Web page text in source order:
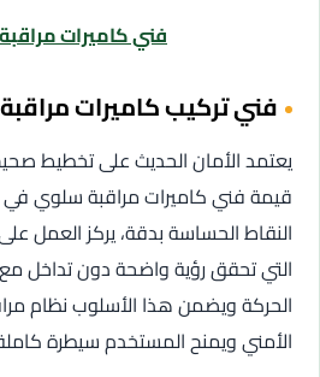
فني كاميرات
فني تركيب كاميرات
يعتمد الأمان الحديث على تخطيط
قيمة فني كاميرات مراقبة سلوي في
النقاط الحساسة بدقة، يركز العمل
التي تحقق رؤية واضحة دون تداخل
الحركة ويضمن هذا الأسلوب نظام
الأمني ويمنح المستخدم سيطرة